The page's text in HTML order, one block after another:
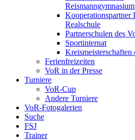
Reismanngymnasium
Kooperationspartner
Realschule
Partnerschulen des
Sportinternat
Kreismeisterschaften
Ferienfreizeiten
VoR in der Presse
Turniere
VoR-Cup
Andere Turniere
VoR-Fotogalerien
Suche
FSJ
Trainer